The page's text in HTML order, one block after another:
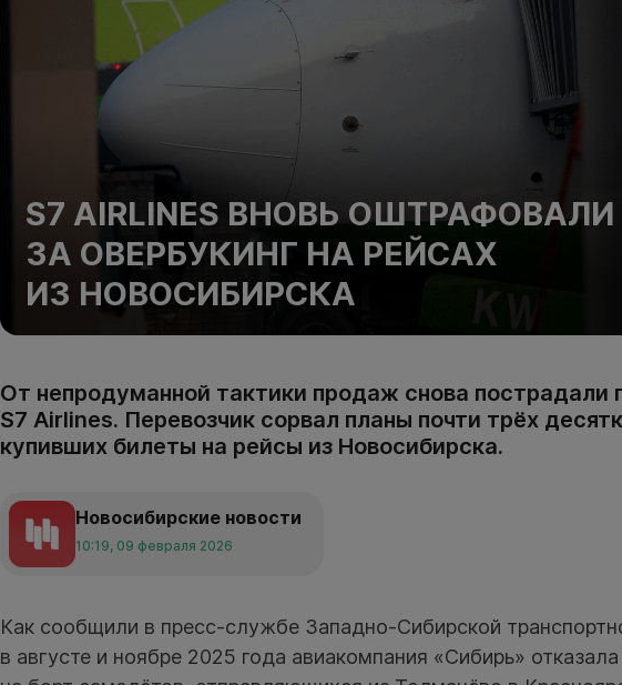
S7 AIRLINES ВНОВЬ ОШТРАФОВАЛИ
ЗА ОВЕРБУКИНГ НА РЕЙСАХ
ИЗ НОВОСИБИРСКА
От непродуманной тактики продаж снова пострадали
S7 Airlines. Перевозчик сорвал планы почти трёх
купивших билеты на рейсы из Новосибирска.
Новосибирские новости
10:19, 09 февраля 2026
Как сообщили в пресс-службе Западно-Сибирской
в августе и ноябре 2025 года авиакомпания «Сибирь»